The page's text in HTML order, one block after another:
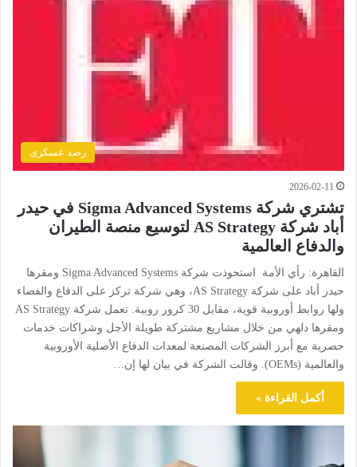
رصد عسكرى
2026-02-11
تشتري شركة Sigma Advanced Systems في حيدر
أباد شركة AS Strategy لتوسيع منصة الطيران
والدفاع العالمية
القاهرة: رأي الأمة استحوذت شركة Sigma Advanced Systems ومقرها
حيدر أباد على شركة AS Strategy، وهي شركة تركز على الدفاع والفضاء
ولها روابط أوروبية قوية، مقابل 30 كرور روبية. تعمل شركة AS Strategy
ومقرها دلهي من خلال مشاريع مشتركة طويلة الأجل وشراكات خدمات
حصرية مع أبرز الشركات المصنعة لمعدات الدفاع الأصلية الأوروبية
والعالمية (OEMs). وقالت الشركة في بيان لها إن…
أكمل القراءة »